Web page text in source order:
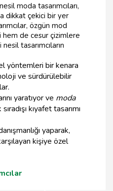
moda tasarımcıları,
dikkat çekici bir yer
özgün mod
hem de cesur çizimlere
tasarımcıların
yöntemleri bir kenara
ve sürdürülebilir
yaratıyor ve moda
kıyafet tasarımı
yaparak,
kişiye özel